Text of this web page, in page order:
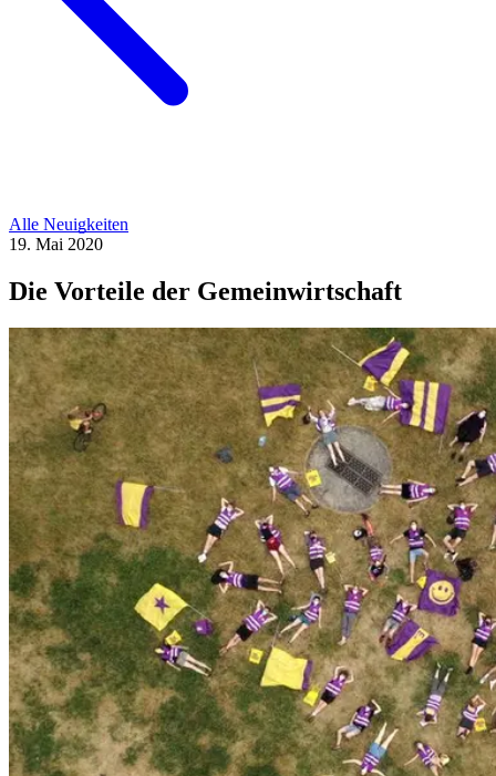
Alle Neuigkeiten
19. Mai 2020
Die Vorteile der Gemeinwirtschaft